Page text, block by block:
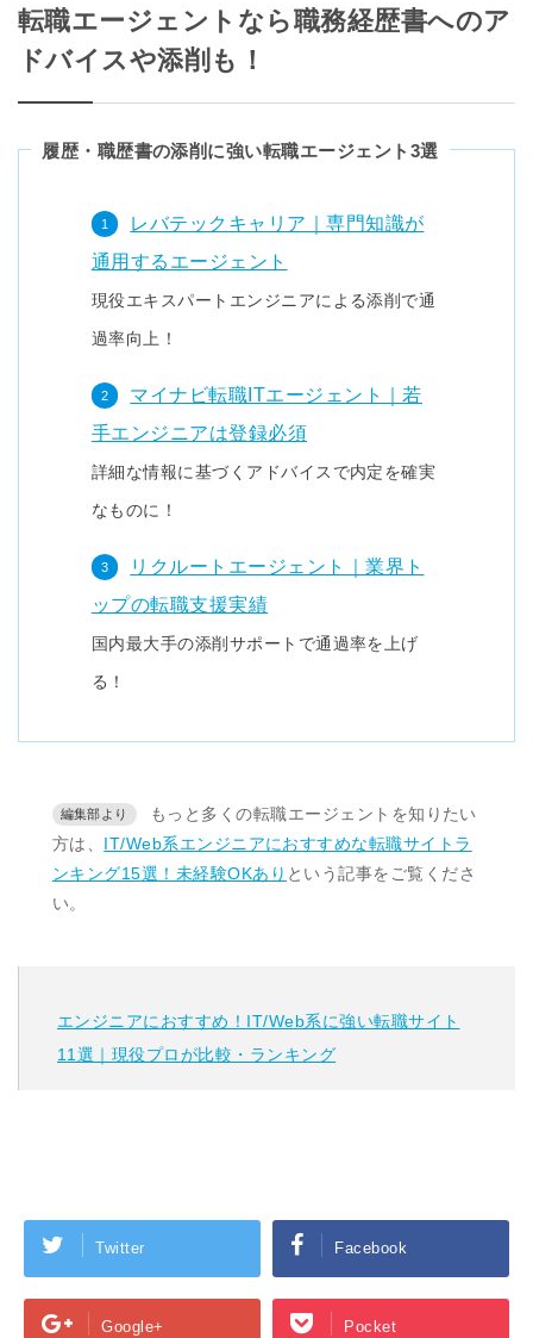
転職エージェントなら職務経歴書へのア
ドバイスや添削も！
履歴・職歴書の添削に強い転職エージェント3選
レバテックキャリア｜専門知識が
通用するエージェント
現役エキスパートエンジニアによる添削で通
過率向上！
マイナビ転職ITエージェント｜若
手エンジニアは登録必須
詳細な情報に基づくアドバイスで内定を確実
なものに！
リクルートエージェント｜業界ト
ップの転職支援実績
国内最大手の添削サポートで通過率を上げ
る！
もっと多くの転職エージェントを知りたい
方は、 IT/Web系エンジニアにおすすめな転職サイトラ
ンキング15選！未経験OKあり という記事をご覧くださ
い。
エンジニアにおすすめ！IT/Web系に強い転職サイト
11選｜現役プロが比較・ランキング
Twitter Facebook
Google+ Pocket